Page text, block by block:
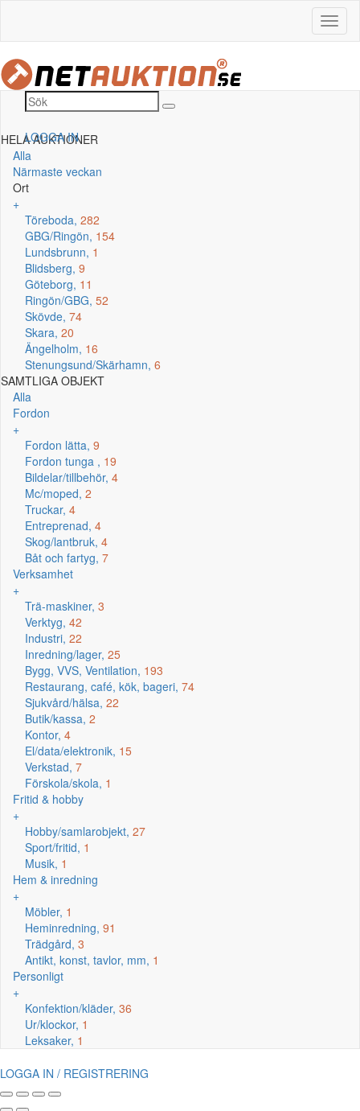
LOGGA IN
HELA AUKTIONER
Alla
Närmaste veckan
Ort
+
Töreboda, 282
GBG/Ringön, 154
Lundsbrunn, 1
Blidsberg, 9
Göteborg, 11
Ringön/GBG, 52
Skövde, 74
Skara, 20
Ängelholm, 16
Stenungsund/Skärhamn, 6
SAMTLIGA OBJEKT
Alla
Fordon
+
Fordon lätta, 9
Fordon tunga , 19
Bildelar/tillbehör, 4
Mc/moped, 2
Truckar, 4
Entreprenad, 4
Skog/lantbruk, 4
Båt och fartyg, 7
Verksamhet
+
Trä-maskiner, 3
Verktyg, 42
Industri, 22
Inredning/lager, 25
Bygg, VVS, Ventilation, 193
Restaurang, café, kök, bageri, 74
Sjukvård/hälsa, 22
Butik/kassa, 2
Kontor, 4
El/data/elektronik, 15
Verkstad, 7
Förskola/skola, 1
Fritid & hobby
+
Hobby/samlarobjekt, 27
Sport/fritid, 1
Musik, 1
Hem & inredning
+
Möbler, 1
Heminredning, 91
Trädgård, 3
Antikt, konst, tavlor, mm, 1
Personligt
+
Konfektion/kläder, 36
Ur/klockor, 1
Leksaker, 1
LOGGA IN / REGISTRERING